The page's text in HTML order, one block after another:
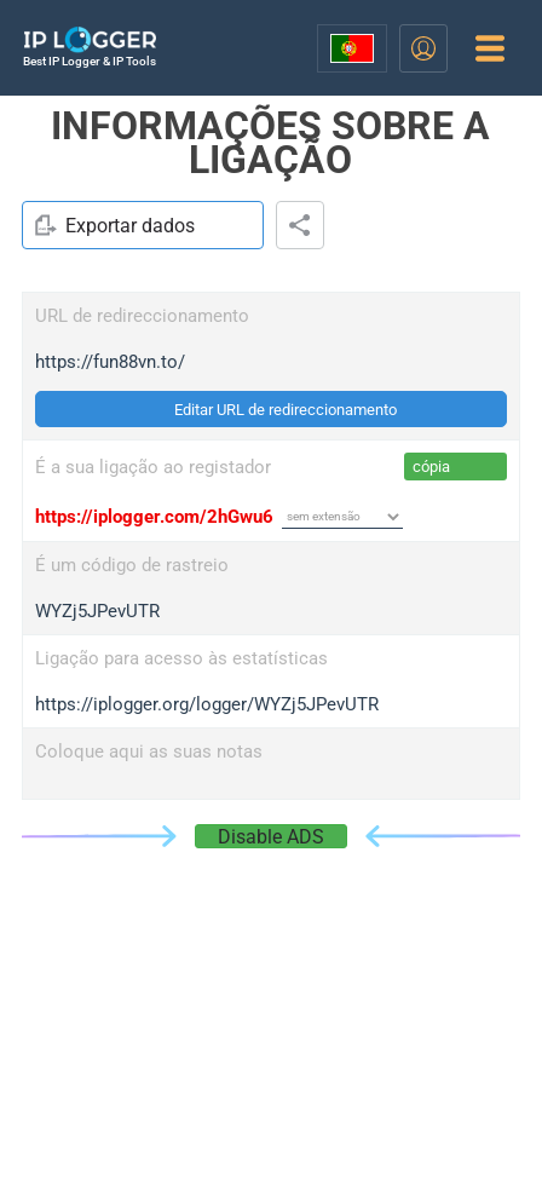
Best IP Logger & IP Tools
INFORMAÇÕES SOBRE A
LIGAÇÃO
Exportar dados
URL de redireccionamento
https://fun88vn.to/
Editar URL de redireccionamento
É a sua ligação ao registador cópia
https://iplogger.com/2hGwu6
É um código de rastreio
WYZj5JPevUTR
Ligação para acesso às estatísticas
https://iplogger.org/logger/WYZj5JPevUTR
Coloque aqui as suas notas
Disable ADS